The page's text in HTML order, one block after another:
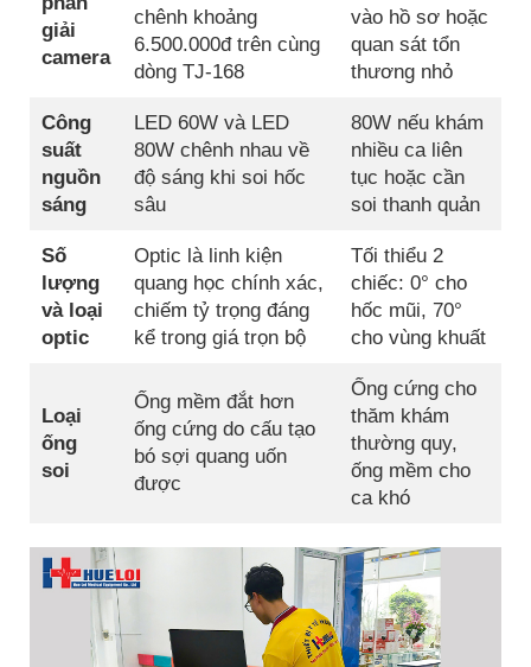
giải
camera
chênh khoảng
6.500.000đ trên cùng
dòng TJ-168
vào hồ sơ hoặc
quan sát tổn
thương nhỏ
Công
suất
nguồn
sáng
LED 60W và LED
80W chênh nhau về
độ sáng khi soi hốc
sâu
80W nếu khám
nhiều ca liên
tục hoặc cần
soi thanh quản
Số
lượng
và loại
optic
Optic là linh kiện
quang học chính xác,
chiếm tỷ trọng đáng
kể trong giá trọn bộ
Tối thiểu 2
chiếc: 0° cho
hốc mũi, 70°
cho vùng khuất
Loại
ống
soi
Ống mềm đắt hơn
ống cứng do cấu tạo
bó sợi quang uốn
được
Ống cứng cho
thăm khám
thường quy,
ống mềm cho
ca khó